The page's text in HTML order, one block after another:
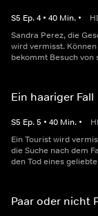
S5 Ep.4 • 40 Min. •
Sandra Perez, die
wird vermisst.
bekommt Besuch von
Ein haariger Fall
S5 Ep.5 • 40 Min. •
Ein Tourist wird
die Suche nach dem
den Tod eines
Paar oder nicht